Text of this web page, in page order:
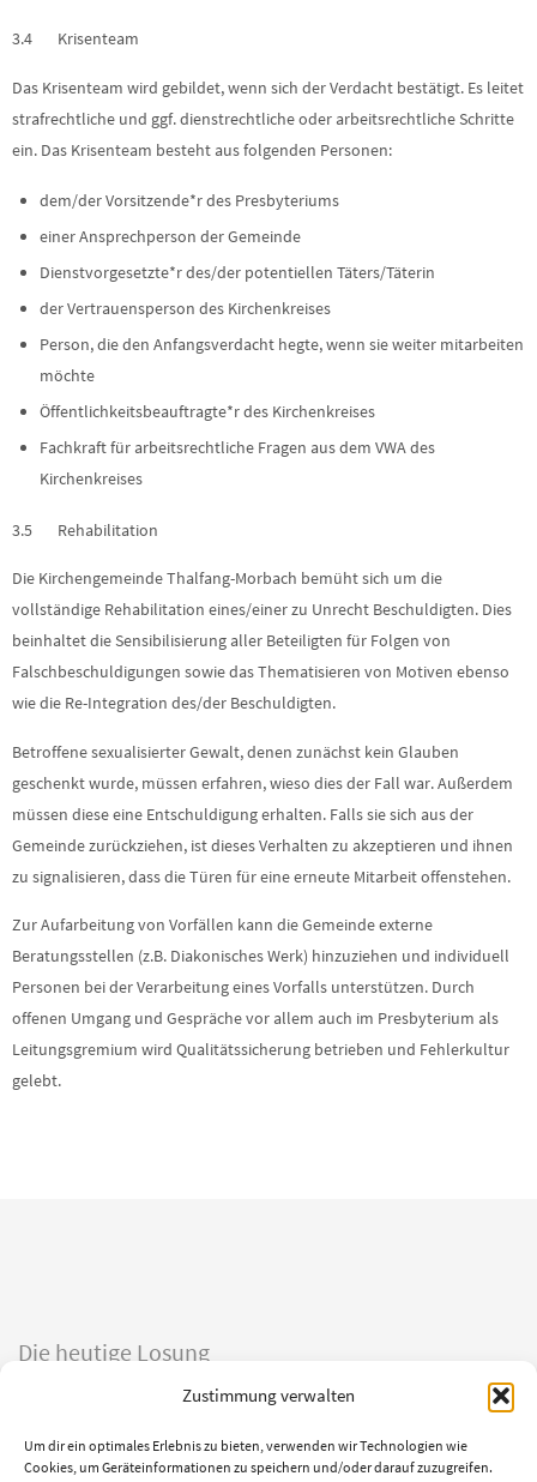
Zustimmung verwalten
Um dir ein optimales Erlebnis zu bieten, verwenden wir Technologien wie
Cookies, um Geräteinformationen zu speichern und/oder darauf zuzugreifen.
3.4 Krisenteam
Das Krisenteam wird gebildet, wenn sich der Verdacht bestätigt. Es leitet
strafrechtliche und ggf. dienstrechtliche oder arbeitsrechtliche Schritte
ein. Das Krisenteam besteht aus folgenden Personen:
dem/der Vorsitzende*r des Presbyteriums
einer Ansprechperson der Gemeinde
Dienstvorgesetzte*r des/der potentiellen Täters/Täterin
der Vertrauensperson des Kirchenkreises
Person, die den Anfangsverdacht hegte, wenn sie weiter mitarbeiten
möchte
Öffentlichkeitsbeauftragte*r des Kirchenkreises
Fachkraft für arbeitsrechtliche Fragen aus dem VWA des
Kirchenkreises
3.5 Rehabilitation
Die Kirchengemeinde Thalfang-Morbach bemüht sich um die
vollständige Rehabilitation eines/einer zu Unrecht Beschuldigten. Dies
beinhaltet die Sensibilisierung aller Beteiligten für Folgen von
Falschbeschuldigungen sowie das Thematisieren von Motiven ebenso
wie die Re-Integration des/der Beschuldigten.
Betroffene sexualisierter Gewalt, denen zunächst kein Glauben
geschenkt wurde, müssen erfahren, wieso dies der Fall war. Außerdem
müssen diese eine Entschuldigung erhalten. Falls sie sich aus der
Gemeinde zurückziehen, ist dieses Verhalten zu akzeptieren und ihnen
zu signalisieren, dass die Türen für eine erneute Mitarbeit offenstehen.
Zur Aufarbeitung von Vorfällen kann die Gemeinde externe
Beratungsstellen (z.B. Diakonisches Werk) hinzuziehen und individuell
Personen bei der Verarbeitung eines Vorfalls unterstützen. Durch
offenen Umgang und Gespräche vor allem auch im Presbyterium als
Leitungsgremium wird Qualitätssicherung betrieben und Fehlerkultur
gelebt.
Die heutige Losung
Du bist der Gott, der mir hilft; täglich harre ich auf dich.
Bittet, so wird euch gegeben; suchet, so werdet ihr finden; klopfet an, so